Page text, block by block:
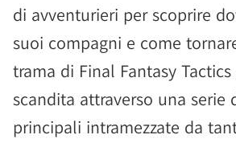
di avventurieri per scoprire
suoi compagni e come
trama di Final Fantasy Tactics
scandita attraverso una serie
principali intramezzate da